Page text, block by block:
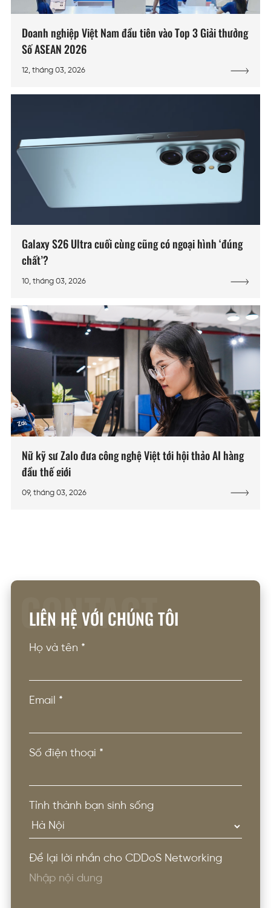
Doanh nghiệp Việt Nam đầu tiên vào Top 3 Giải thưởng
Số ASEAN 2026
12, tháng 03, 2026
Galaxy S26 Ultra cuối cùng cũng có ngoại hình ‘đúng
chất’?
10, tháng 03, 2026
Nữ kỹ sư Zalo đưa công nghệ Việt tới hội thảo AI hàng
đầu thế giới
09, tháng 03, 2026
CONTACT
LIÊN HỆ VỚI CHÚNG TÔI
Họ và tên *
Email *
Số điện thoại *
Tỉnh thành bạn sinh sống
Để lại lời nhắn cho CDDoS Networking